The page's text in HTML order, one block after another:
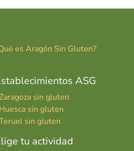
es Aragón Sin Gluten?
ASG
sin gluten
Huesca sin gluten
sin gluten
tu actividad